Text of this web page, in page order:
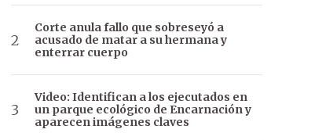
Corte anula fallo que sobreseyó a
acusado de matar a su hermana y
enterrar cuerpo
Video: Identifican a los ejecutados en
un parque ecológico de Encarnación y
aparecen imágenes claves